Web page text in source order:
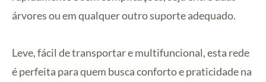
árvores ou em qualquer outro suporte adequado.
Leve, fácil de transportar e multifuncional, esta rede
é perfeita para quem busca conforto e praticidade na